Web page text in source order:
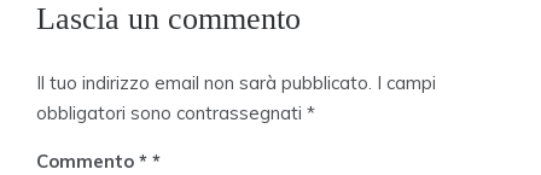
Lascia un commento
Il tuo indirizzo email non sarà pubblicato. I campi
obbligatori sono contrassegnati *
Commento *